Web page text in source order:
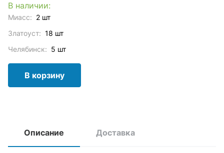
В наличии:
Миасс: 2 шт
Златоуст: 18 шт
Челябинск: 5 шт
В корзину
Описание Доставка